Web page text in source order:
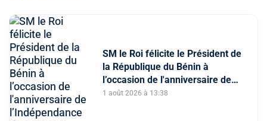
SM le Roi félicite le Président de
la République du Bénin à
l’occasion de l'anniversaire de
l’Indépendance de son pays
1 août 2026 à 13:38